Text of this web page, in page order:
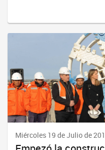
Miércoles 19 de Julio de